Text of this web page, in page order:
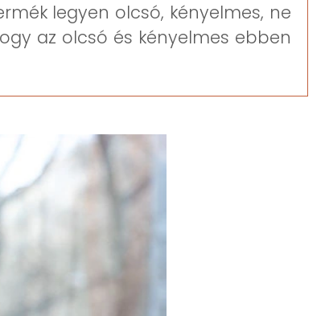
legyen olcsó, kényelmes, ne
az olcsó és kényelmes ebben